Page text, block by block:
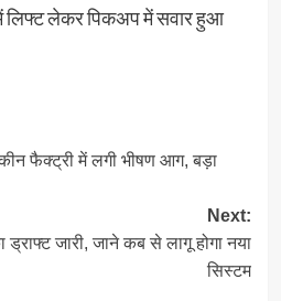
लिफ्ट लेकर पिकअप में सवार हुआ
फैक्ट्री में लगी भीषण आग, बड़ा
Next:
जारी, जाने कब से लागू होगा नया
सिस्टम